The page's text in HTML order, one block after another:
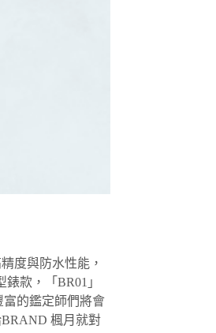
度與防水性能，
款，「BR01」
的鑑定師們將會
楓月就對